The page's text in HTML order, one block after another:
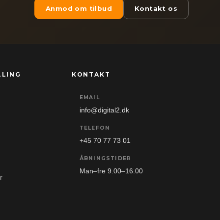
Anmod om tilbud Kontakt os
KONTAKT
EMAIL
info@digital2.dk
TELEFON
+45 70 77 73 01
ÅBNINGSTIDER
Man–fre 9.00–16.00